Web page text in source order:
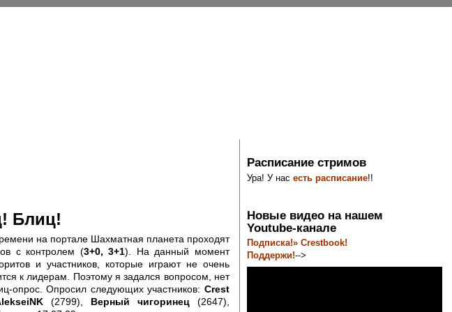
Блиц!
на портале Шахматная планета проходят
с контролем (3+0, 3+1). На данный момент
и участников, которые играют не очень
к лидерам. Поэтому я задался вопросом, нет
опрос. Опросил следующих участников: Crest
(2799), Верный чигоринец(2647),
Расписание стримов
Ура! У насесть расписание!!
Новые видео на нашем
Youtube-канале
Подписка!» Crestbook!
Поддержи!-->